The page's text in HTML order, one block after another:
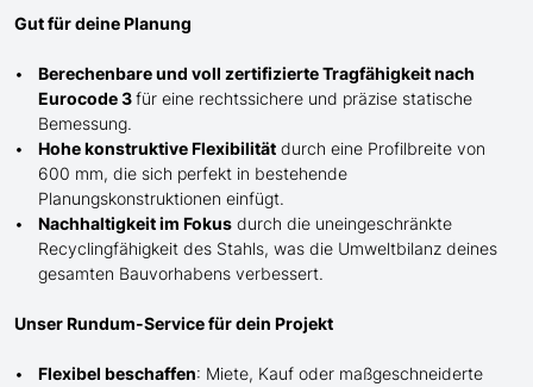
Gut für deine Planung
Berechenbare und voll zertifizierte Tragfähigkeit nach
Eurocode 3für eine rechtssichere und präzise statische
Bemessung.
Hohe konstruktive Flexibilität durch eine Profilbreite von
600 mm, die sich perfekt in bestehende
Planungskonstruktionen einfügt.
Nachhaltigkeit im Fokus durch die uneingeschränkte
Recyclingfähigkeit des Stahls, was die Umweltbilanz deines
gesamten Bauvorhabens verbessert.
Unser Rundum-Service für dein Projekt
Flexibel beschaffen: Miete, Kauf oder maßgeschneiderte